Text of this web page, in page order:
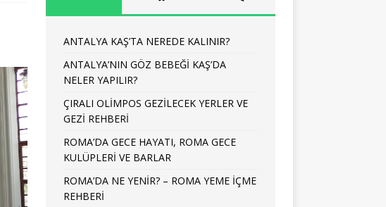
ANTALYA KAŞ’TA NEREDE KALINIR?
ANTALYA’NIN GÖZ BEBEĞİ KAŞ’DA
NELER YAPILIR?
ÇIRALI OLİMPOS GEZİLECEK YERLER VE
GEZİ REHBERİ
ROMA’DA GECE HAYATI, ROMA GECE
KULÜPLERİ VE BARLAR
ROMA’DA NE YENİR? – ROMA YEME İÇME
REHBERİ